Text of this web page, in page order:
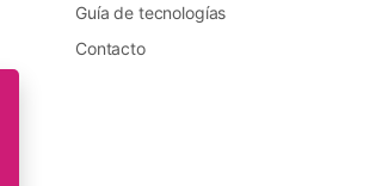
Guía de tecnologías
Contacto